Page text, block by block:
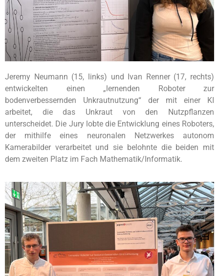
Jeremy Neumann (15, links) und Ivan Renner (17, rechts)
entwickelten einen „lernenden Roboter zur
bodenverbessernden Unkrautnutzung“ der mit einer KI
arbeitet, die das Unkraut von den Nutzpflanzen
unterscheidet. Die Jury lobte die Entwicklung eines Roboters,
der mithilfe eines neuronalen Netzwerkes autonom
Kamerabilder verarbeitet und sie belohnte die beiden mit
dem zweiten Platz im Fach Mathematik/Informatik.